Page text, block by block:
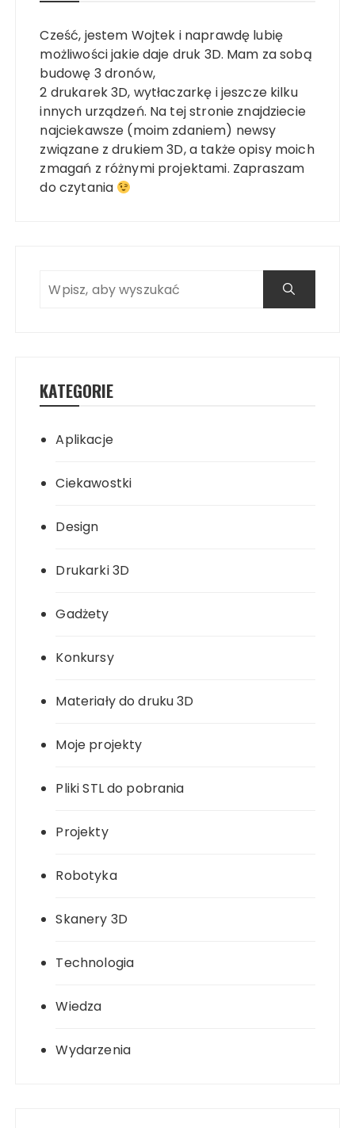
Cześć, jestem Wojtek i naprawdę lubię
możliwości jakie daje druk 3D. Mam za sobą
budowę 3 dronów,
2 drukarek 3D, wytłaczarkę i jeszcze kilku
innych urządzeń. Na tej stronie znajdziecie
najciekawsze (moim zdaniem) newsy
związane z drukiem 3D, a także opisy moich
zmagań z różnymi projektami. Zapraszam
do czytania
KATEGORIE
Aplikacje
Ciekawostki
Design
Drukarki 3D
Gadżety
Konkursy
Materiały do druku 3D
Moje projekty
Pliki STL do pobrania
Projekty
Robotyka
Skanery 3D
Technologia
Wiedza
Wydarzenia